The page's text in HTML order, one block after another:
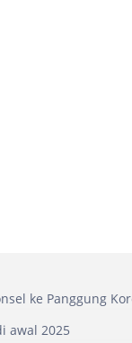
ke Panggung
awal 2025